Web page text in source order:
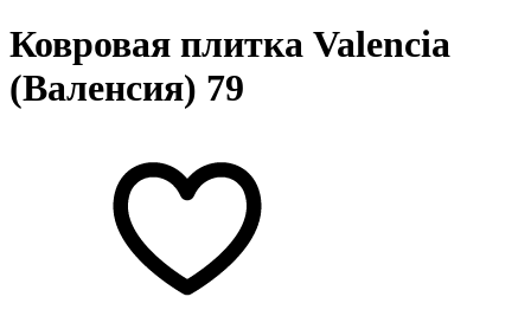
Ковровая плитка Valencia
(Валенсия) 79